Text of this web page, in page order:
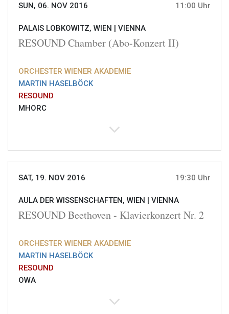
SUN, 06. NOV 2016 11:00 Uhr
PALAIS LOBKOWITZ, WIEN | VIENNA
RESOUND Chamber (Abo-Konzert II)
ORCHESTER WIENER AKADEMIE
MARTIN HASELBÖCK
RESOUND
MHORC
SAT, 19. NOV 2016 19:30 Uhr
AULA DER WISSENSCHAFTEN, WIEN | VIENNA
RESOUND Beethoven - Klavierkonzert Nr. 2
ORCHESTER WIENER AKADEMIE
MARTIN HASELBÖCK
RESOUND
OWA